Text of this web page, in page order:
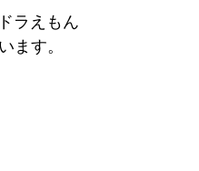
ラえもん
ます。